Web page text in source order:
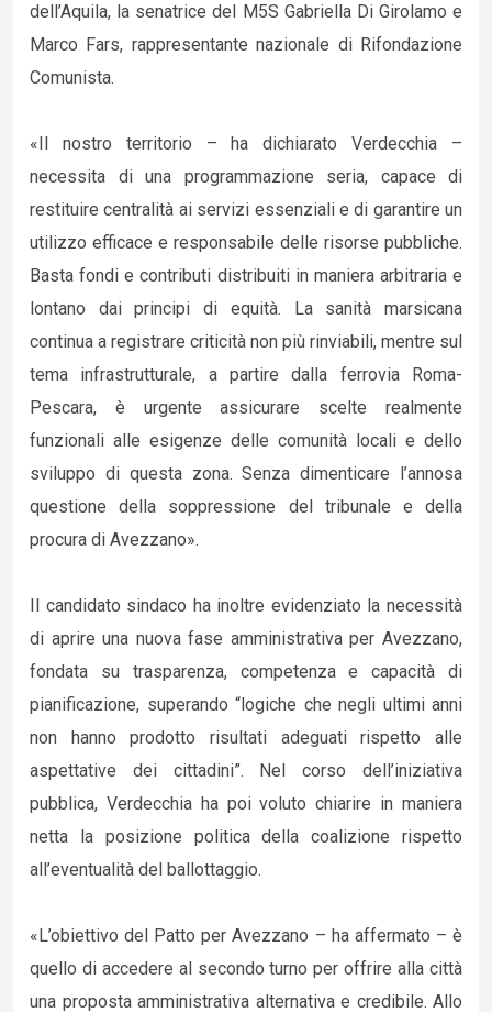
dell’Aquila, la senatrice del M5S Gabriella Di Girolamo e
Marco Fars, rappresentante nazionale di Rifondazione
Comunista.
«Il nostro territorio – ha dichiarato Verdecchia –
necessita di una programmazione seria, capace di
restituire centralità ai servizi essenziali e di garantire un
utilizzo efficace e responsabile delle risorse pubbliche.
Basta fondi e contributi distribuiti in maniera arbitraria e
lontano dai principi di equità. La sanità marsicana
continua a registrare criticità non più rinviabili, mentre sul
tema infrastrutturale, a partire dalla ferrovia Roma-
Pescara, è urgente assicurare scelte realmente
funzionali alle esigenze delle comunità locali e dello
sviluppo di questa zona. Senza dimenticare l’annosa
questione della soppressione del tribunale e della
procura di Avezzano».
Il candidato sindaco ha inoltre evidenziato la necessità
di aprire una nuova fase amministrativa per Avezzano,
fondata su trasparenza, competenza e capacità di
pianificazione, superando “logiche che negli ultimi anni
non hanno prodotto risultati adeguati rispetto alle
aspettative dei cittadini”. Nel corso dell’iniziativa
pubblica, Verdecchia ha poi voluto chiarire in maniera
netta la posizione politica della coalizione rispetto
all’eventualità del ballottaggio.
«L’obiettivo del Patto per Avezzano – ha affermato – è
quello di accedere al secondo turno per offrire alla città
una proposta amministrativa alternativa e credibile. Allo